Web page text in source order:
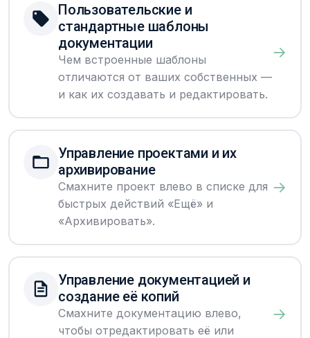
Пользовательские и
стандартные шаблоны
документации
Чем встроенные шаблоны
отличаются от ваших собственных —
и как их создавать и редактировать.
→
Управление проектами и их
архивирование
Смахните проект влево в списке для
быстрых действий «Ещё» и
«Архивировать».
→
Управление документацией и
создание её копий
Смахните документацию влево,
чтобы отредактировать её или
→